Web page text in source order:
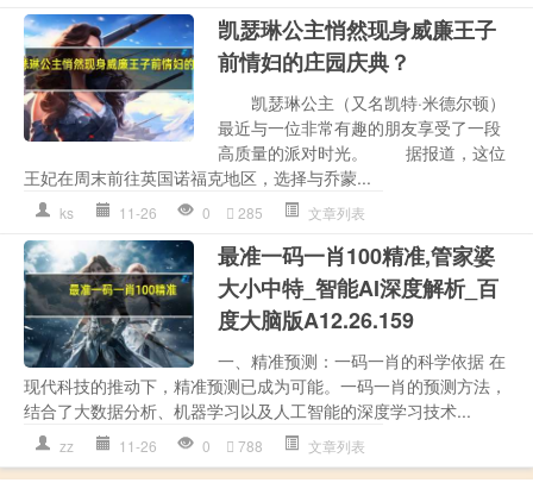
凯瑟琳公主悄然现身威廉王子
前情妇的庄园庆典？
凯瑟琳公主（又名凯特·米德尔顿）
最近与一位非常有趣的朋友享受了一段
高质量的派对时光。 据报道，这位
王妃在周末前往英国诺福克地区，选择与乔蒙...
ks 11-26 0 285 文章列表
最准一码一肖100精准,管家婆
大小中特_智能AI深度解析_百
度大脑版A12.26.159
一、精准预测：一码一肖的科学依据 在
现代科技的推动下，精准预测已成为可能。一码一肖的预测方法，
结合了大数据分析、机器学习以及人工智能的深度学习技术...
zz 11-26 0 788 文章列表